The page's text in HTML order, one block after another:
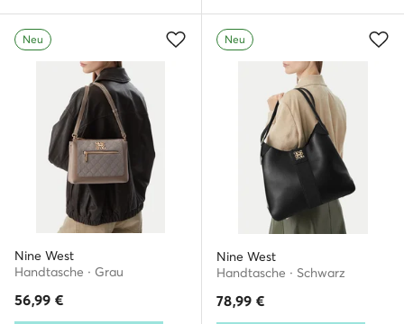
Neu
Nine West
Handtasche · Grau
56,99 €
Neu
Nine West
Handtasche · Schwarz
78,99 €